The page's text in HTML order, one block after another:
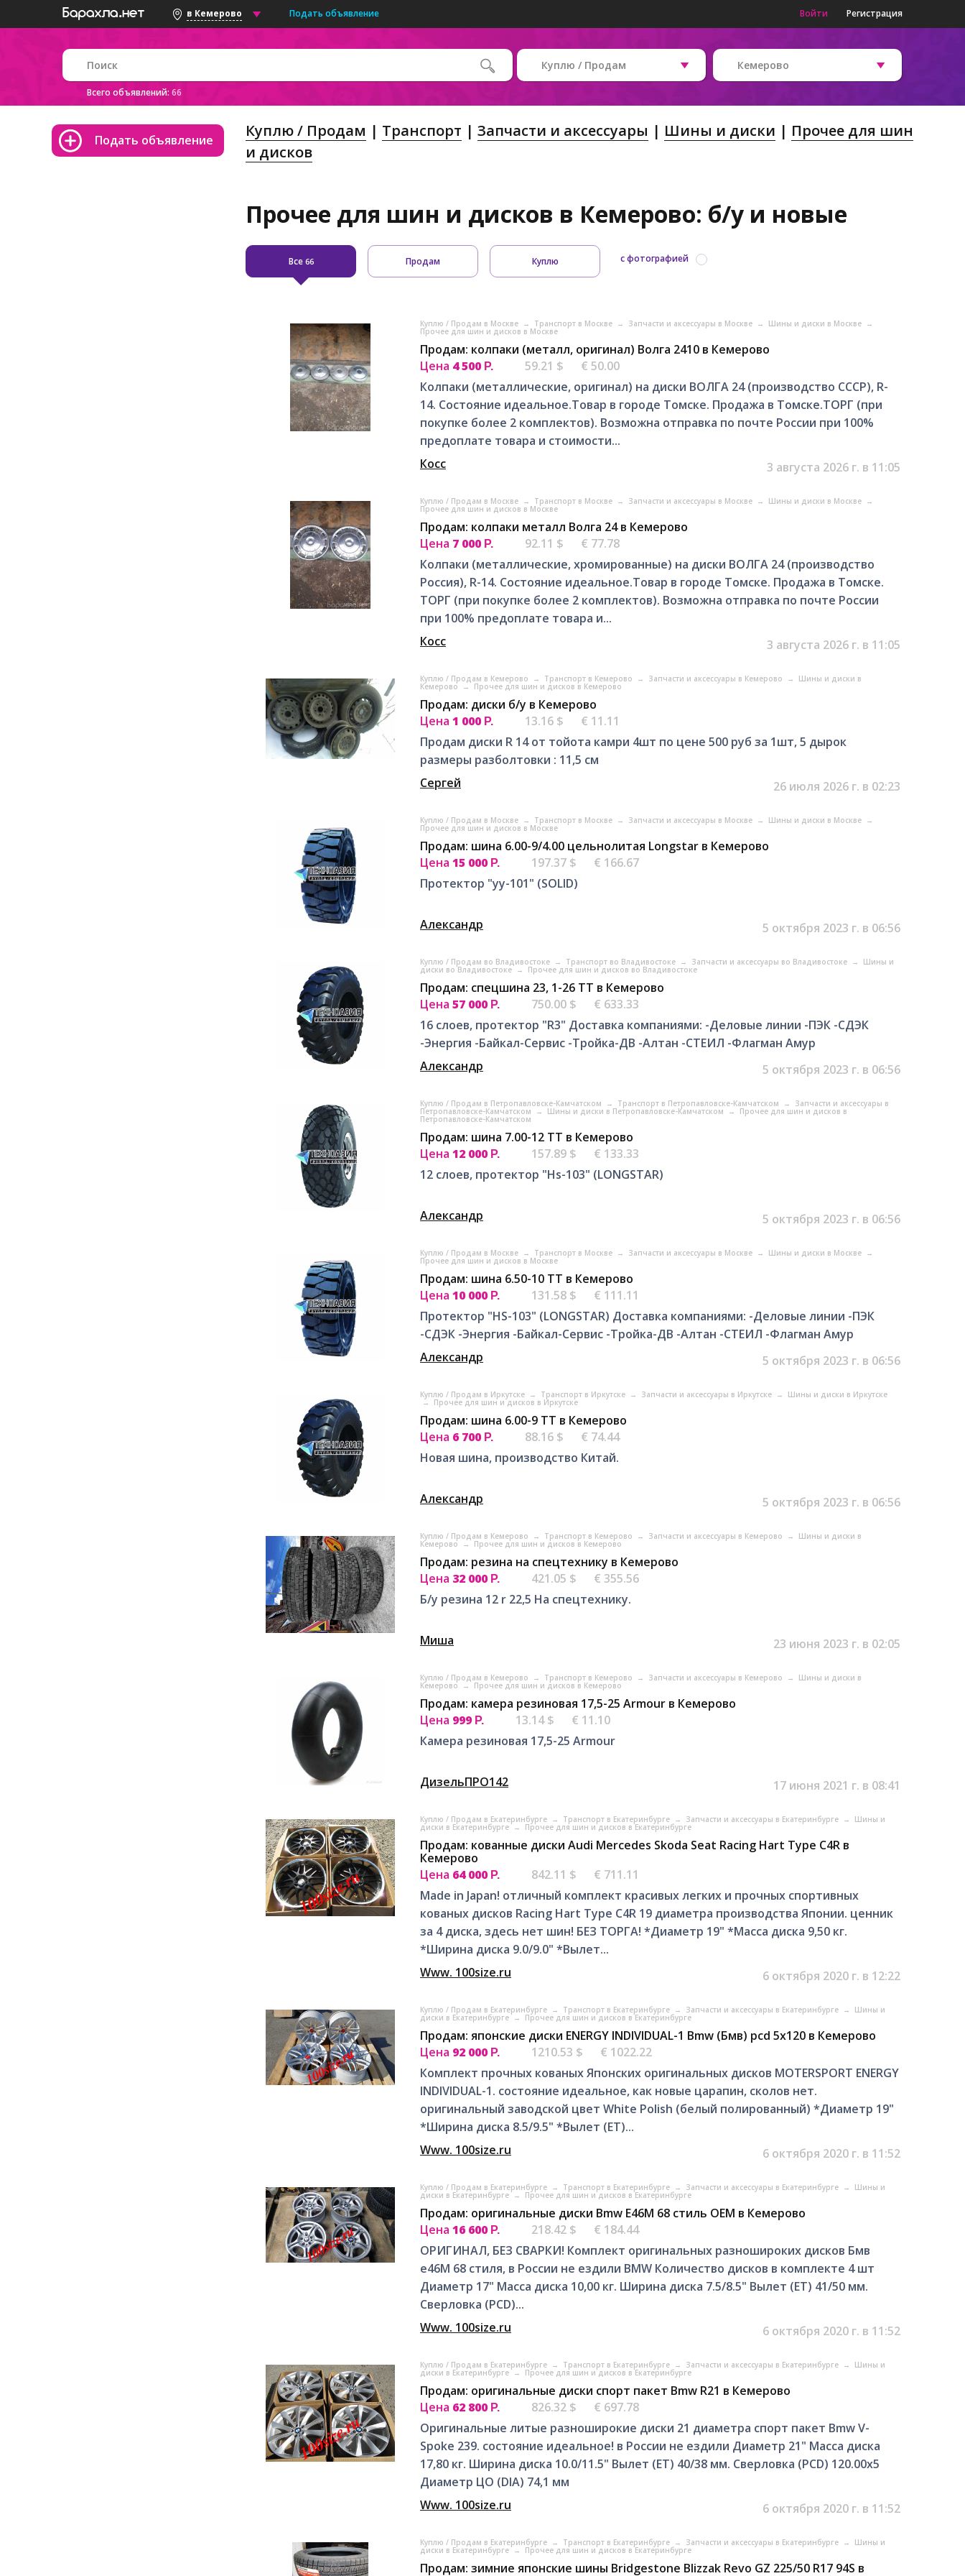
в Кемерово Подать объявление Войти Регистрация
Всего объявлений: 66
Куплю / Продам Кемерово
Подать объявление Куплю / Продам Транспорт Запчасти и аксессуары Шины и диски
Прочее для шин
и дисков
Прочее для шин и дисков в Кемерово: б/у и новые
Все 66 Продам Куплю с фотографией
Куплю / Продам в Москве → Транспорт в Москве → Запчасти и аксессуары в Москве → Шины и диски в Москве →
Прочее для шин и дисков в Москве
Продам: колпаки (металл, оригинал) Волга 2410 в Кемерово
Цена 4 500 Р. 59.21 $
€ 50.00
Колпаки (металлические, оригинал) на диски ВОЛГА 24 (производство СССР), R-
14. Состояние идеальное.Товар в городе Томске. Продажа в Томске.ТОРГ (при
покупке более 2 комплектов). Возможна отправка по почте России при 100%
предоплате товара и стоимости...
Косс
3 августа 2026 г. в 11:05
Куплю / Продам в Москве → Транспорт в Москве → Запчасти и аксессуары в Москве → Шины и диски в Москве →
Прочее для шин и дисков в Москве
Продам: колпаки металл Волга 24 в Кемерово
Цена 7 000 Р. 92.11 $
€ 77.78
Колпаки (металлические, хромированные) на диски ВОЛГА 24 (производство
Россия), R-14. Состояние идеальное.Товар в городе Томске. Продажа в Томске.
ТОРГ (при покупке более 2 комплектов). Возможна отправка по почте России
при 100% предоплате товара и...
Косс
3 августа 2026 г. в 11:05
Куплю / Продам в Кемерово → Транспорт в Кемерово → Запчасти и аксессуары в Кемерово → Шины и диски в
Кемерово → Прочее для шин и дисков в Кемерово
Продам: диски б/у в Кемерово
Цена 1 000 Р. 13.16 $
€ 11.11
Продам диски R 14 от тойота камри 4шт по цене 500 руб за 1шт, 5 дырок
размеры разболтовки : 11,5 см
Сергей
26 июля 2026 г. в 02:23
Куплю / Продам в Москве → Транспорт в Москве → Запчасти и аксессуары в Москве → Шины и диски в Москве →
Прочее для шин и дисков в Москве
Продам: шина 6.00-9/4.00 цельнолитая Longstar в Кемерово
Цена 15 000 Р. 197.37 $
€ 166.67
Протектор "yy-101" (SOLID)
Александр 5 октября 2023 г. в 06:56
Куплю / Продам во Владивостоке → Транспорт во Владивостоке → Запчасти и аксессуары во Владивостоке → Шины и
диски во Владивостоке → Прочее для шин и дисков во Владивостоке
Продам: спецшина 23, 1-26 TT в Кемерово
Цена 57 000 Р. 750.00 $
€ 633.33
16 слоев, протектор "R3" Доставка компаниями: -Деловые линии -ПЭК -СДЭК
-Энергия -Байкал-Сервис -Тройка-ДВ -Алтан -СТЕИЛ -Флагман Амур
Александр
5 октября 2023 г. в 06:56
Куплю / Продам в Петропавловске-Камчатском → Транспорт в Петропавловске-Камчатском → Запчасти и аксессуары в
Петропавловске-Камчатском → Шины и диски в Петропавловске-Камчатском → Прочее для шин и дисков в
Петропавловске-Камчатском
Продам: шина 7.00-12 TT в Кемерово
Цена 12 000 Р. 157.89 $
€ 133.33
12 слоев, протектор "Hs-103" (LONGSTAR)
Александр 5 октября 2023 г. в 06:56
Куплю / Продам в Москве → Транспорт в Москве → Запчасти и аксессуары в Москве → Шины и диски в Москве →
Прочее для шин и дисков в Москве
Продам: шина 6.50-10 ТТ в Кемерово
Цена 10 000 Р. 131.58 $
€ 111.11
Протектор "HS-103" (LONGSTAR) Доставка компаниями: -Деловые линии -ПЭК
-СДЭК -Энергия -Байкал-Сервис -Тройка-ДВ -Алтан -СТЕИЛ -Флагман Амур
Александр
5 октября 2023 г. в 06:56
Куплю / Продам в Иркутске → Транспорт в Иркутске → Запчасти и аксессуары в Иркутске → Шины и диски в Иркутске
→ Прочее для шин и дисков в Иркутске
Продам: шина 6.00-9 ТТ в Кемерово
Цена 6 700 Р. 88.16 $
€ 74.44
Новая шина, производство Китай.
Александр 5 октября 2023 г. в 06:56
Куплю / Продам в Кемерово → Транспорт в Кемерово → Запчасти и аксессуары в Кемерово → Шины и диски в
Кемерово → Прочее для шин и дисков в Кемерово
Продам: резина на спецтехнику в Кемерово
Цена 32 000 Р. 421.05 $
€ 355.56
Б/у резина 12 r 22,5 На спецтехнику.
Миша 23 июня 2023 г. в 02:05
Куплю / Продам в Кемерово → Транспорт в Кемерово → Запчасти и аксессуары в Кемерово → Шины и диски в
Кемерово → Прочее для шин и дисков в Кемерово
Продам: камера резиновая 17,5-25 Armour в Кемерово
Цена 999 Р. 13.14 $
€ 11.10
Камера резиновая 17,5-25 Armour
ДизельПРО142 17 июня 2021 г. в 08:41
Куплю / Продам в Екатеринбурге → Транспорт в Екатеринбурге → Запчасти и аксессуары в Екатеринбурге → Шины и
диски в Екатеринбурге → Прочее для шин и дисков в Екатеринбурге
Продам: кованные диски Audi Mercedes Skoda Seat Racing Hart Type C4R в
Кемерово
Цена 64 000 Р. 842.11 $
€ 711.11
Made in Japan! отличный комплект красивых легких и прочных спортивных
кованых дисков Racing Hart Type C4R 19 диаметра производства Японии. ценник
за 4 диска, здесь нет шин! БЕЗ ТОРГА! *Диаметр 19" *Масса диска 9,50 кг.
*Ширина диска 9.0/9.0" *Вылет...
Www. 100size.ru
6 октября 2020 г. в 12:22
Куплю / Продам в Екатеринбурге → Транспорт в Екатеринбурге → Запчасти и аксессуары в Екатеринбурге → Шины и
диски в Екатеринбурге → Прочее для шин и дисков в Екатеринбурге
Продам: японские диски ENERGY INDIVIDUAL-1 Bmw (Бмв) pcd 5x120 в Кемерово
Цена 92 000 Р. 1210.53 $
€ 1022.22
Комплект прочных кованых Японских оригинальных дисков MOTERSPORT ENERGY
INDIVIDUAL-1. состояние идеальное, как новые царапин, сколов нет.
оригинальный заводской цвет White Polish (белый полированный) *Диаметр 19"
*Ширина диска 8.5/9.5" *Вылет (ET)...
Www. 100size.ru
6 октября 2020 г. в 11:52
Куплю / Продам в Екатеринбурге → Транспорт в Екатеринбурге → Запчасти и аксессуары в Екатеринбурге → Шины и
диски в Екатеринбурге → Прочее для шин и дисков в Екатеринбурге
Продам: оригинальные диски Bmw E46M 68 стиль OEM в Кемерово
Цена 16 600 Р. 218.42 $
€ 184.44
ОРИГИНАЛ, БЕЗ СВАРКИ! Комплект оригинальных разношироких дисков Бмв
е46М 68 стиля, в России не ездили BMW Количество дисков в комплекте 4 шт
Диаметр 17" Масса диска 10,00 кг. Ширина диска 7.5/8.5" Вылет (ET) 41/50 мм.
Сверловка (PCD)...
Www. 100size.ru
6 октября 2020 г. в 11:52
Куплю / Продам в Екатеринбурге → Транспорт в Екатеринбурге → Запчасти и аксессуары в Екатеринбурге → Шины и
диски в Екатеринбурге → Прочее для шин и дисков в Екатеринбурге
Продам: оригинальные диски спорт пакет Bmw R21 в Кемерово
Цена 62 800 Р. 826.32 $
€ 697.78
Оригинальные литые разноширокие диски 21 диаметра спорт пакет Bmw V-
Spoke 239. состояние идеальное! в России не ездили Диаметр 21" Масса диска
17,80 кг. Ширина диска 10.0/11.5" Вылет (ET) 40/38 мм. Сверловка (PCD) 120.00x5
Диаметр ЦО (DIA) 74,1 мм
Www. 100size.ru
6 октября 2020 г. в 11:52
Куплю / Продам в Екатеринбурге → Транспорт в Екатеринбурге → Запчасти и аксессуары в Екатеринбурге → Шины и
диски в Екатеринбурге → Прочее для шин и дисков в Екатеринбурге
Продам: зимние японские шины Bridgestone Blizzak Revo GZ 225/50 R17 94S в